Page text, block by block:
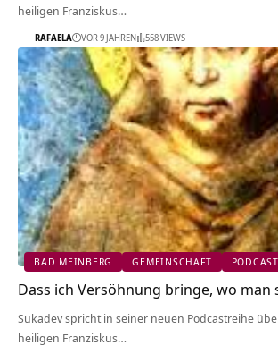
heiligen Franziskus…
RAFAELA VOR 9 JAHREN 558 VIEWS
BAD MEINBERG GEMEINSCHAFT PODCAST
Dass ich Versöhnung bringe, wo man
Sukadev spricht in seiner neuen Podcastreihe
heiligen Franziskus…